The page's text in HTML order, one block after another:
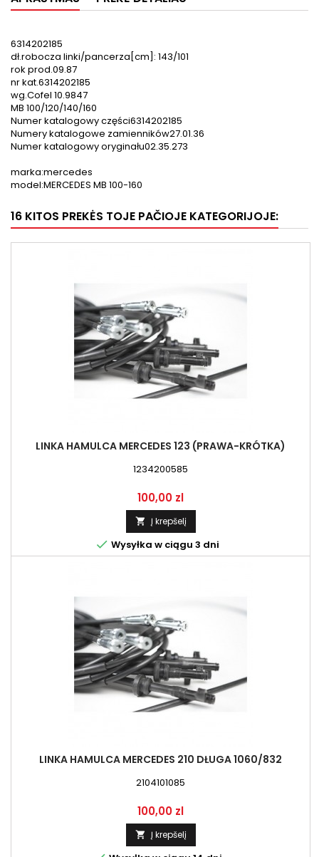
6314202185
dł.robocza linki/pancerza[cm]: 143/101
rok prod.09.87
nr kat.6314202185
wg.Cofel 10.9847
MB 100/120/140/160
Numer katalogowy części6314202185
Numery katalogowe zamienników27.01.36
Numer katalogowy oryginału02.35.273
marka:mercedes
model:MERCEDES MB 100-160
16 KITOS PREKĖS TOJE PAČIOJE KATEGORIJOJE:
LINKA HAMULCA MERCEDES 123 (PRAWA-KRÓTKA)
1234200585
Kaina
100,00 zl
 Į krepšelį
 Wysyłka w ciągu 3 dni
LINKA HAMULCA MERCEDES 210 DŁUGA 1060/832
2104101085
Kaina
100,00 zl
 Į krepšelį